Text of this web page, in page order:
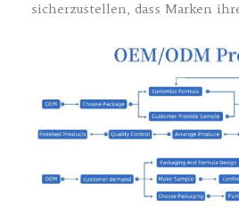
sicherzustellen, dass Marken